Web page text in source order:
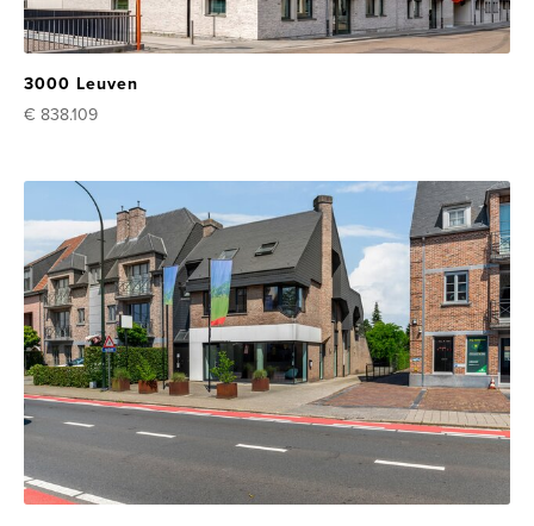
3000 Leuven
€ 838.109